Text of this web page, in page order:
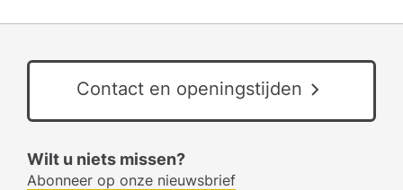
Contact en openingstijden
Wilt u niets missen?
Abonneer op onze nieuwsbrief